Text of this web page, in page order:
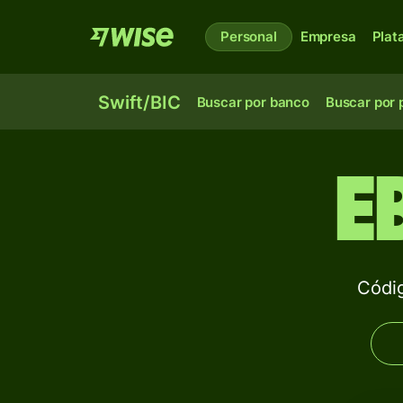
Personal Empresa
Swift/BIC Buscar por banco Buscar por